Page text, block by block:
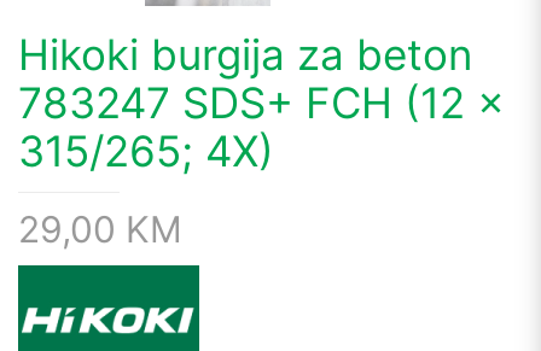
Hikoki burgija za beton
783247 SDS+ FCH (12 x
315/265; 4X)
29,00 KM